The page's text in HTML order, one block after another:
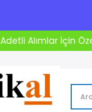
2000₺